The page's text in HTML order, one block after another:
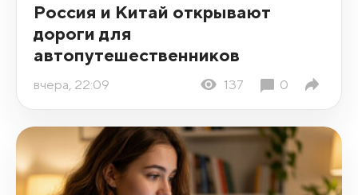
Россия и Китай открывают
дороги для
автопутешественников
вчера, 22:09 137 0